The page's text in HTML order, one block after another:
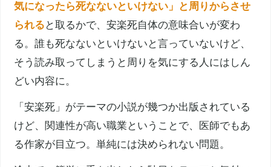
気になったら死なないといけない」と周りからさせ
られる と取るかで、安楽死自体の意味合いが変わ
る。誰も死なないといけないと言っていないけど、
そう読み取ってしまうと周りを気にする人にはしん
どい内容に。
「安楽死 」がテーマの小説が幾つか出版されている
けど、関連性が高い職業ということで、医師でもあ
る作家が目立つ。単純には決められない問題。